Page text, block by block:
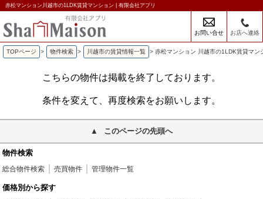
赤松マンション川越市の1LDK賃貸マンション | 有限会社アプリ
お問い合せ お店へ連絡
TOPページ > 物件検索 > 川越市の賃貸情報一覧 > 赤松マンション 川越市の1LDK賃貸マン
こちらの物件は掲載を終了しております。
条件を変えて、再度検索をお願いします。
このページの先頭へ
物件検索
総合物件検索 売買物件 管理物件一覧
価格別から探す